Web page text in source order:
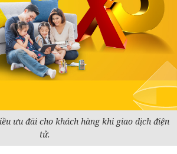
ưu đãi cho khách hàng khi giao dịch điện
tử.